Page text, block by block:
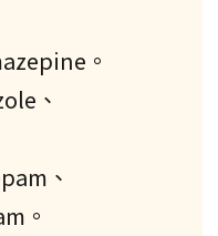
。
、
、
。